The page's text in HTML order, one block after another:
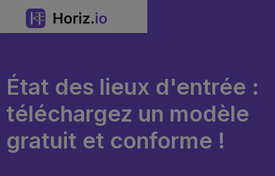
État des lieux d'entrée :
téléchargez un modèle
gratuit et conforme !